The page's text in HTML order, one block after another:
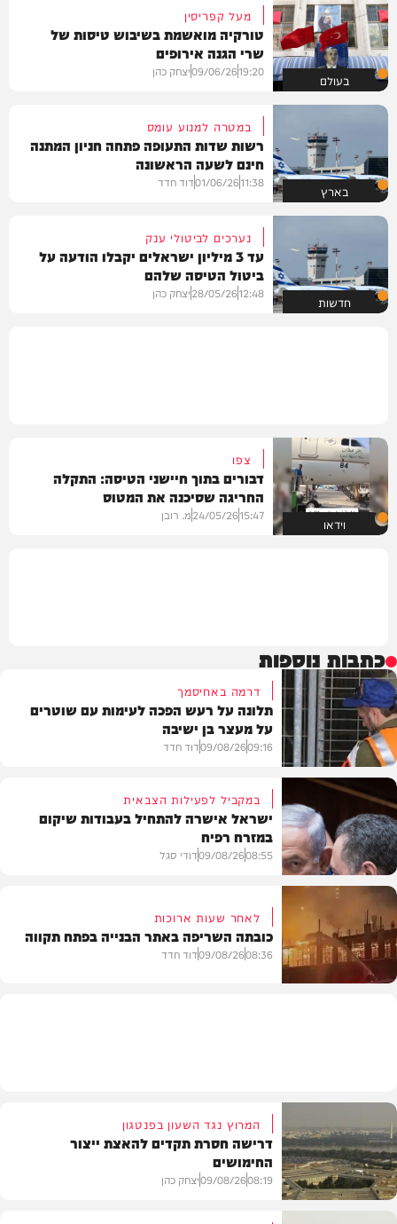
בעולם
מעל קפריסין
טורקיה מואשמת בשיבוש טיסות של
שרי הגנה אירופים
19:20
09/06/26יצחק כהן
בארץ
במטרה למנוע עומס
רשות שדות התעופה פתחה חניון המתנה
חינם לשעה הראשונה
11:38
01/06/26דוד חדד
חדשות
נערכים לביטולי ענק
עד 3 מיליון ישראלים יקבלו הודעה על
ביטול הטיסה שלהם
12:48
28/05/26יצחק כהן
וידאו
צפו
דבורים בתוך חיישני הטיסה: התקלה
החריגה שסיכנה את המטוס
15:47
24/05/26מ. רובן
כתבות נוספות
חרדים
דרמה באחיסמך
תלונה על רעש הפכה לעימות עם שוטרים
על מעצר בן ישיבה
09:16
09/08/26דוד חדד
חדשות
במקביל לפעילות הצבאית
ישראל אישרה להתחיל בעבודות שיקום
במזרח רפיח
08:55
09/08/26דודי סגל
לאחר שעות ארוכות
כובתה השריפה באתר הבנייה בפתח תקווה
08:36
09/08/26דוד חדד
המרוץ נגד השעון בפנטגון
דרישה חסרת תקדים להאצת ייצור
החימושים
08:19
09/08/26יצחק כהן